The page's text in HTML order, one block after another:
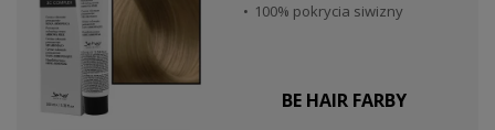
100% pokrycia siwizny
BE HAIR FARBY